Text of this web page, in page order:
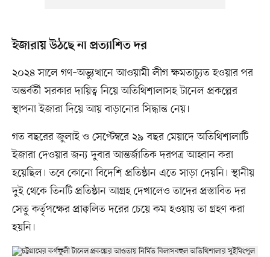
ইজারায় উঠছে না প্রত্যাশিত দর
২০২৪ সালে গণ–অভ্যুত্থানে আওয়ামী লীগ ক্ষমতাচ্যুত হওয়ার পর
অন্তর্বর্তী সরকার দায়িত্ব নিয়ে অতিথিশালাসহ টানেল প্রকল্পের
স্থাপনা ইজারা দিয়ে আয় বাড়ানোর সিদ্ধান্ত নেয়।
গত বছরের জুলাই ও সেপ্টেম্বরে ২৯ বছর মেয়াদে অতিথিশালাটি
ইজারা দেওয়ার জন্য দুবার আন্তর্জাতিক দরপত্র আহ্বান করা
হয়েছিল। তবে কোনো বিদেশি প্রতিষ্ঠান এতে সাড়া দেয়নি। স্থানীয়
দুই থেকে তিনটি প্রতিষ্ঠান আগ্রহ দেখালেও তাদের প্রস্তাবিত দর
সেতু কর্তৃপক্ষের প্রাক্কলিত দরের চেয়ে কম হওয়ায় তা গ্রহণ করা
হয়নি।